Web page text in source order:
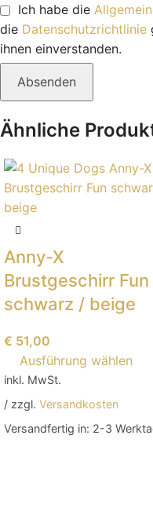
Ich habe die
die Datenschutzrichtlinie
ihnen einverstanden.
Absenden
Ähnliche
Anny-X
Brustgeschirr Fun
schwarz / beige
€ 51,00
Ausführung wählen
inkl. MwSt.
/ zzgl. Versandkosten
Versandfertig in: 2-3